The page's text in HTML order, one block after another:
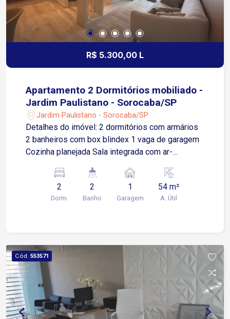
R$ 5.300,00 L
Apartamento 2 Dormitórios mobiliado -
Jardim Paulistano - Sorocaba/SP
Jardim Paulistano - Sorocaba/SP
Detalhes do imóvel: 2 dormitórios com armários
2 banheiros com box blindex 1 vaga de garagem
Cozinha planejada Sala integrada com ar-
moderno com ar condicionado e armários
embutidos nos principais ambientes Localização:
Está em uma das regiões mais valorizadas e
importantes vias como a Avenida Washington
Luiz, Avenida Antônio Carlos Comitre e Rodovia
Raposo Tavares (SP-270). A região conta com
ampla infraestrutura de serviços, incluindo
escolas, farmácias, padarias, supermercados,
academias, restaurantes e bancos, além de estar
2
Dorm.
2
Banho
1
Garagem
54 m²
A. Útil
Cód. 553571